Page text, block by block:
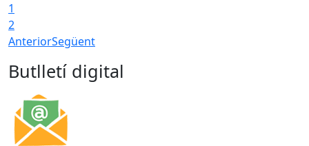
1
2
AnteriorSegüent
Butlletí digital